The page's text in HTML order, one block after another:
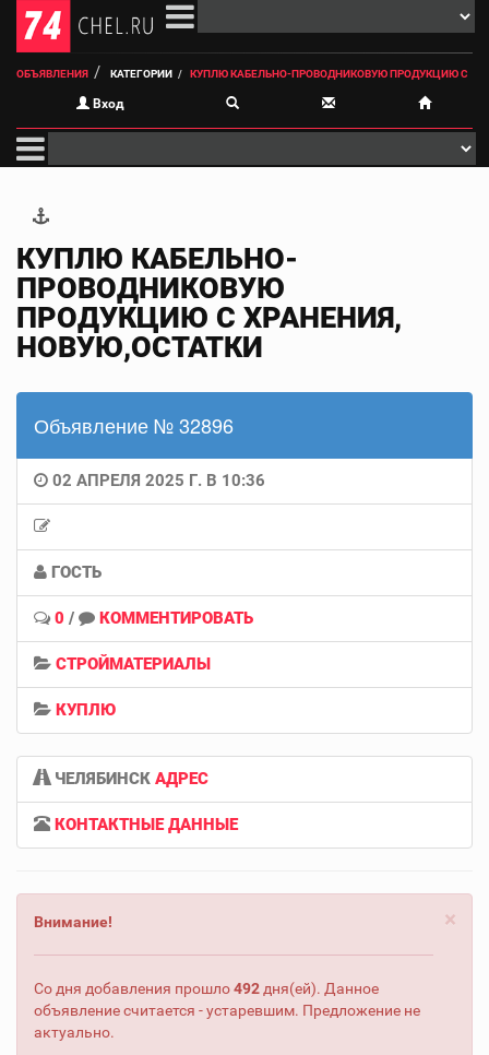
ОБЪЯВЛЕНИЯ КАТЕГОРИИ КУПЛЮ КАБЕЛЬНО-ПРОВОДНИКОВУЮ ПРОДУКЦИЮ С
Вход
КУПЛЮ КАБЕЛЬНО-
ПРОВОДНИКОВУЮ
ПРОДУКЦИЮ С ХРАНЕНИЯ,
НОВУЮ,ОСТАТКИ
Объявление № 32896
02 АПРЕЛЯ 2025 Г. В 10:36
ГОСТЬ
0 / КОММЕНТИРОВАТЬ
СТРОЙМАТЕРИАЛЫ
КУПЛЮ
ЧЕЛЯБИНСК АДРЕС
КОНТАКТНЫЕ ДАННЫЕ
×
Внимание!
Со дня добавления прошло492 дня(ей). Данное
объявление считается - устаревшим. Предложение не
актуально.